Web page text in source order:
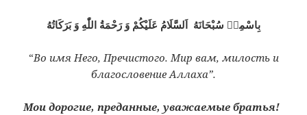
بِاسْمِهٖ سُبْحَانَهُ اَلسَّلَامُ عَلَيْكُمْ وَ رَحْمَةُ اللّٰهِ وَ بَرَكَاتُهُ
“Во имя Него, Пречистого. Мир вам, милость и
благословение Аллаха”.
Мои дорогие, преданные, уважаемые братья!